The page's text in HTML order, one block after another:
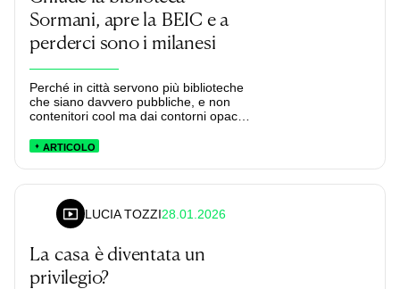
Sormani, apre la BEIC e a
perderci sono i milanesi
Perché in città servono più biblioteche
che siano davvero pubbliche, e non
contenitori cool ma dai contorni opachi
ARTICOLO
LUCIA TOZZI28.01.2026
La casa è diventata un
privilegio?